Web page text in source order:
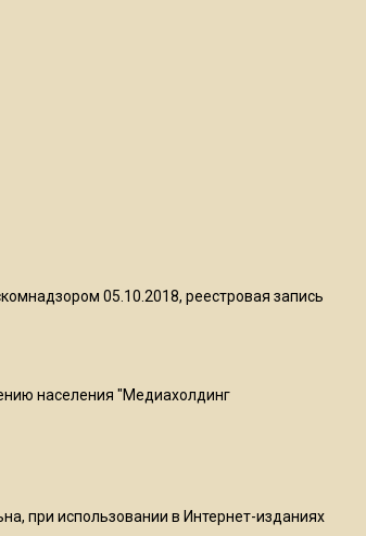
Роман Терюшков назвал
05.10.2018, реестровая запись
населения "Медиахолдинг
при использовании в Интернет-изданиях